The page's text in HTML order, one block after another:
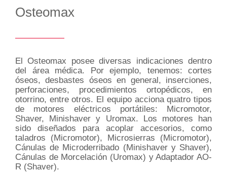
Osteomax
El Osteomax posee diversas indicaciones dentro
del área médica. Por ejemplo, tenemos: cortes
óseos, desbastes óseos en general, inserciones,
perforaciones, procedimientos ortopédicos, en
otorrino, entre otros. El equipo acciona quatro tipos
de motores eléctricos portátiles: Micromotor,
Shaver, Minishaver y Uromax. Los motores han
sido diseñados para acoplar accesorios, como
taladros (Micromotor), Microsierras (Micromotor),
Cánulas de Microderribado (Minishaver y Shaver),
Cánulas de Morcelación (Uromax) y Adaptador AO-
R (Shaver).